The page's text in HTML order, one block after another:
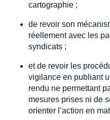
cartographie ;
de revoir son
réellement avec les
syndicats ;
et de revoir les
vigilance en publiant
rendu ne permettant
mesures prises ni de
orienter l’action en